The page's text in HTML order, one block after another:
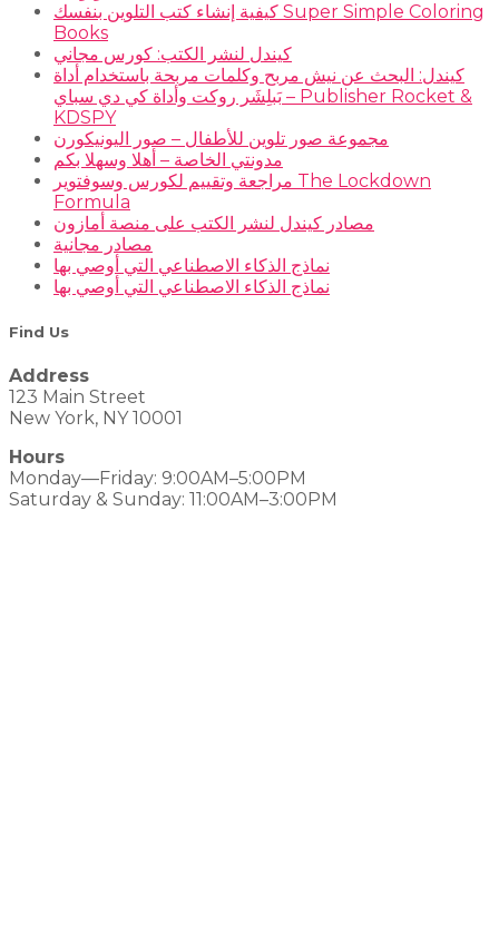
كيفية إنشاء كتب التلوين بنفسك Super Simple Coloring
Books
كيندل لنشر الكتب: كورس مجاني
كيندل: البحث عن نيش مربح وكلمات مربحة باستخدام أداة
بَبلِشَر روكت وأداة كي دي سباي – Publisher Rocket &
KDSPY
مجموعة صور تلوين للأطفال – صور اليونيكورن
مدونتي الخاصة – أهلا وسهلا بكم
مراجعة وتقييم لكورس وسوفتوير The Lockdown
Formula
مصادر كيندل لنشر الكتب على منصة أمازون
مصادر مجانية
نماذج الذكاء الاصطناعي التي أوصي بها
نماذج الذكاء الاصطناعي التي أوصي بها
Find Us
Address
123 Main Street
New York, NY 10001
Hours
Monday—Friday: 9:00AM–5:00PM
Saturday & Sunday: 11:00AM–3:00PM